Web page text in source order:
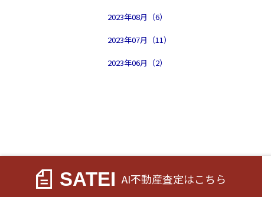
2023年08月（6）
2023年07月（11）
2023年06月（2）
SATEI AI不動産査定はこちら